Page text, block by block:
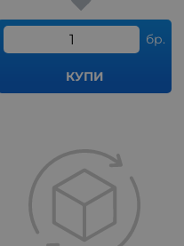
бр.
КУПИ